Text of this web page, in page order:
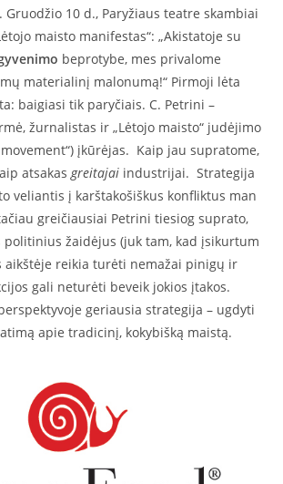
Gruodžio 10 d., Paryžiaus teatre skambiai
maisto manifestas“: „Akistatoje su
beprotybe, mes privalome
materialinį malonumą!“ Pirmoji lėta
baigiasi tik paryčiais. C. Petrini –
žurnalistas ir „Lėtojo maisto“ judėjimo
įkūrėjas. Kaip jau supratome,
atsakas greitajai industrijai.Strategija
veliantis į karštakošiškus konfliktus man
greičiausiai Petrini tiesiog suprato,
žaidėjus (juk tam, kad įsikurtum
aikštėje reikia turėti nemažai pinigų ir
gali neturėti beveik jokios įtakos.
geriausia strategija – ugdyti
apie tradicinį, kokybišką maistą.